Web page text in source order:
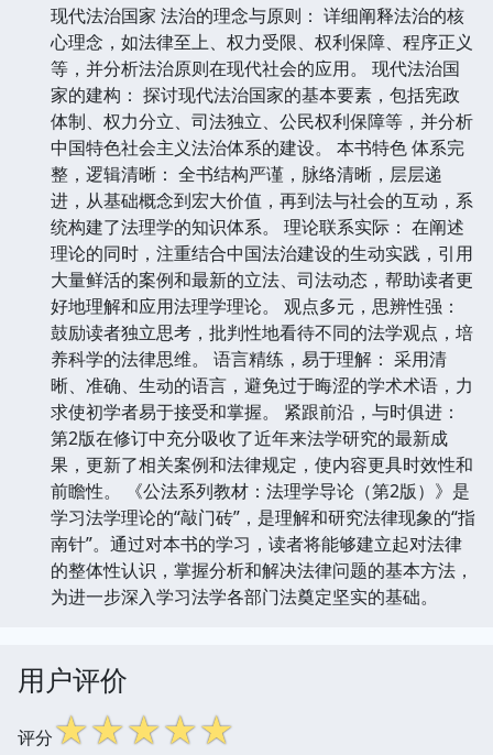
现代法治国家 法治的理念与原则： 详细阐释法治的核
心理念，如法律至上、权力受限、权利保障、程序正义
等，并分析法治原则在现代社会的应用。 现代法治国
家的建构： 探讨现代法治国家的基本要素，包括宪政
体制、权力分立、司法独立、公民权利保障等，并分析
中国特色社会主义法治体系的建设。 本书特色 体系完
整，逻辑清晰： 全书结构严谨，脉络清晰，层层递
进，从基础概念到宏大价值，再到法与社会的互动，系
统构建了法理学的知识体系。 理论联系实际： 在阐述
理论的同时，注重结合中国法治建设的生动实践，引用
大量鲜活的案例和最新的立法、司法动态，帮助读者更
好地理解和应用法理学理论。 观点多元，思辨性强：
鼓励读者独立思考，批判性地看待不同的法学观点，培
养科学的法律思维。 语言精练，易于理解： 采用清
晰、准确、生动的语言，避免过于晦涩的学术术语，力
求使初学者易于接受和掌握。 紧跟前沿，与时俱进：
第2版在修订中充分吸收了近年来法学研究的最新成
果，更新了相关案例和法律规定，使内容更具时效性和
前瞻性。 《公法系列教材：法理学导论（第2版）》是
学习法学理论的“敲门砖”，是理解和研究法律现象的“指
南针”。通过对本书的学习，读者将能够建立起对法律
的整体性认识，掌握分析和解决法律问题的基本方法，
为进一步深入学习法学各部门法奠定坚实的基础。
用户评价
评分☆☆☆☆☆